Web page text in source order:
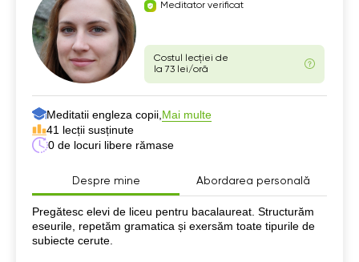
Meditator verificat
Costul lecției de
la 73 lei/oră
Meditatii engleza copii, Mai multe
41 lecții susținute
0 de locuri libere rămase
Despre mine Abordarea personală
Despre mine
Pregătesc elevi de liceu pentru bacalaureat. Structurăm
eseurile, repetăm gramatica și exersăm toate tipurile de
subiecte cerute.